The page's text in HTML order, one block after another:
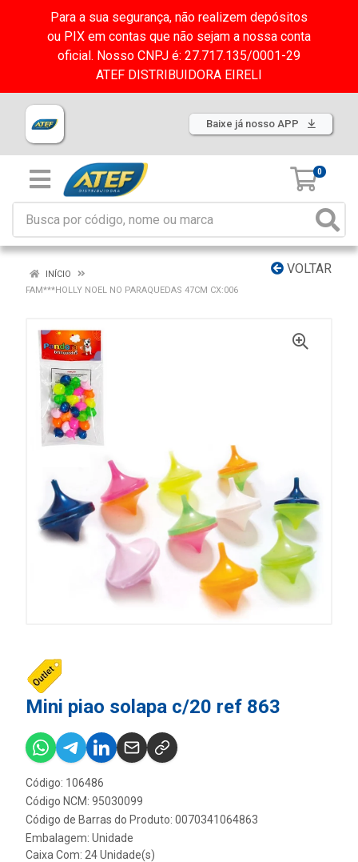
Para a sua segurança, não realizem depósitos
ou PIX em contas que não sejam a nossa conta
oficial. Nosso CNPJ é: 27.717.135/0001-29
ATEF DISTRIBUIDORA EIRELI
Baixe já nosso APP
0
VOLTAR
INÍCIO
FAM***HOLLY NOEL NO PARAQUEDAS 47CM CX:006
Mini piao solapa c/20 ref 863
Código: 106486
Código NCM: 95030099
Código de Barras do Produto: 0070341064863
Embalagem: Unidade
Caixa Com: 24 Unidade(s)